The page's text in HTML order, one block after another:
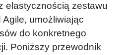
elastycznością zestawu
umożliwiając
do konkretnego
Poniższy przewodnik